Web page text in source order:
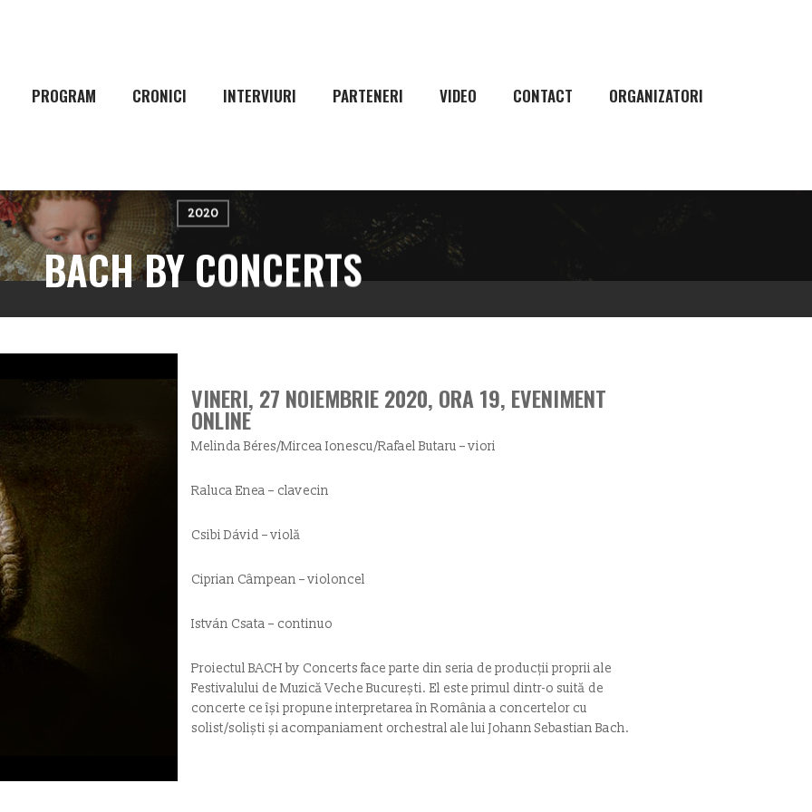
PROGRAM CRONICI INTERVIURI PARTENERI VIDEO CONTACT ORGANIZATORI
2020
BACH BY CONCERTS
VINERI, 27 NOIEMBRIE 2020, ORA 19, EVENIMENT
ONLINE
Melinda Béres/Mircea Ionescu/Rafael Butaru – viori
Raluca Enea – clavecin
Csibi Dávid – violă
Ciprian Câmpean – violoncel
István Csata – continuo
Proiectul BACH by Concerts face parte din seria de producții proprii ale
Festivalului de Muzică Veche București. El este primul dintr-o suită de
concerte ce își propune interpretarea în România a concertelor cu
solist/soliști și acompaniament orchestral ale lui Johann Sebastian Bach.